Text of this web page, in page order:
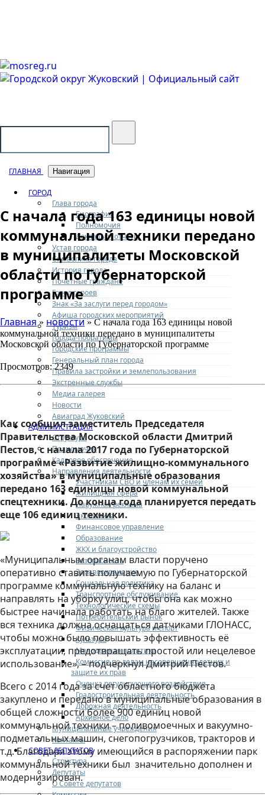
ГЛАВНАЯ Навигация
ГОРОД
Глава города
Биография
Полномочия
Доклады и отчеты
Устав города
Символика города
История города
Почетные граждане
Город героев
Знак «За заслуги перед городом»
Афиша городских мероприятий
Туризм
Города-побратимы
Городские программы
Генеральный план города
Правила застройки и землепользования
Экстренные службы
Медиа галерея
Новости
Авиаград Жуковский
АДМИНИСТРАЦИЯ
Структура
Полномочия
Кадровое обеспечение
Направления деятельности
Участникам СВО и членам их семей
Жилищная сфера
Наружная реклама
Экономика
Финансовое управление
Образование
ЖКХ и благоустройство
Безопасность
Здравоохранение
Социальная политика
Транспортное обслуживание
Технологические схемы
Потребительский рынок
Физическая культура и спорт
Культура
Молодежная политика
Комиссия по делам несовершеннолетних и
защите их прав
Оценка регулирующего воздействия
Градостроительная деятельность
Дорожная деятельность
Архивное дело
Муниципальные учреждения
Контакты
СОВЕТ ДЕПУТАТОВ
Структура
Депутаты
О Совете депутатов
С начала года 163 единицы новой
коммунальной техники передано
в муниципалитеты Московской
области по Губернаторской
программе
Главная » новости» С начала года 163 единицы новой
коммунальной техники передано в муниципалитеты
Московской области по Губернаторской программе
Просмотров: 2349
Как сообщил заместитель Председателя
Правительства Московской области Дмитрий
Пестов, с начала 2017 года по Губернаторской
программе «Развитие жилищно-коммунального
хозяйства» в муниципальные образования
передано 163 единицы новой коммунальной
спецтехники. До конца года планируется передать
еще 106 единиц техники.
«Муниципальным органам власти поручено
оперативно ставить получаемую по Губернаторской
программе коммунальную технику на баланс и
направлять на уборку улиц, чтобы она как можно
быстрее начинала работать на благо жителей. Также
вся техника должна оснащаться датчиками ГЛОНАСС,
чтобы можно было повышать эффективность её
эксплуатации, предотвращать простой или нецелевое
использование», – подчеркнул Дмитрий Пестов.
Всего с 2014 года за счет областного бюджета
закуплено и передано в муниципальные образования в
общей сложности более 900 единиц новой
коммунальной техники – поливомоечных и вакуумно-
подметальных машин, снегопогрузчиков, тракторов и
т.д. Благодаря этому имеющийся в распоряжении парк
коммунальной техники был значительно дополнен и
модернизирован.